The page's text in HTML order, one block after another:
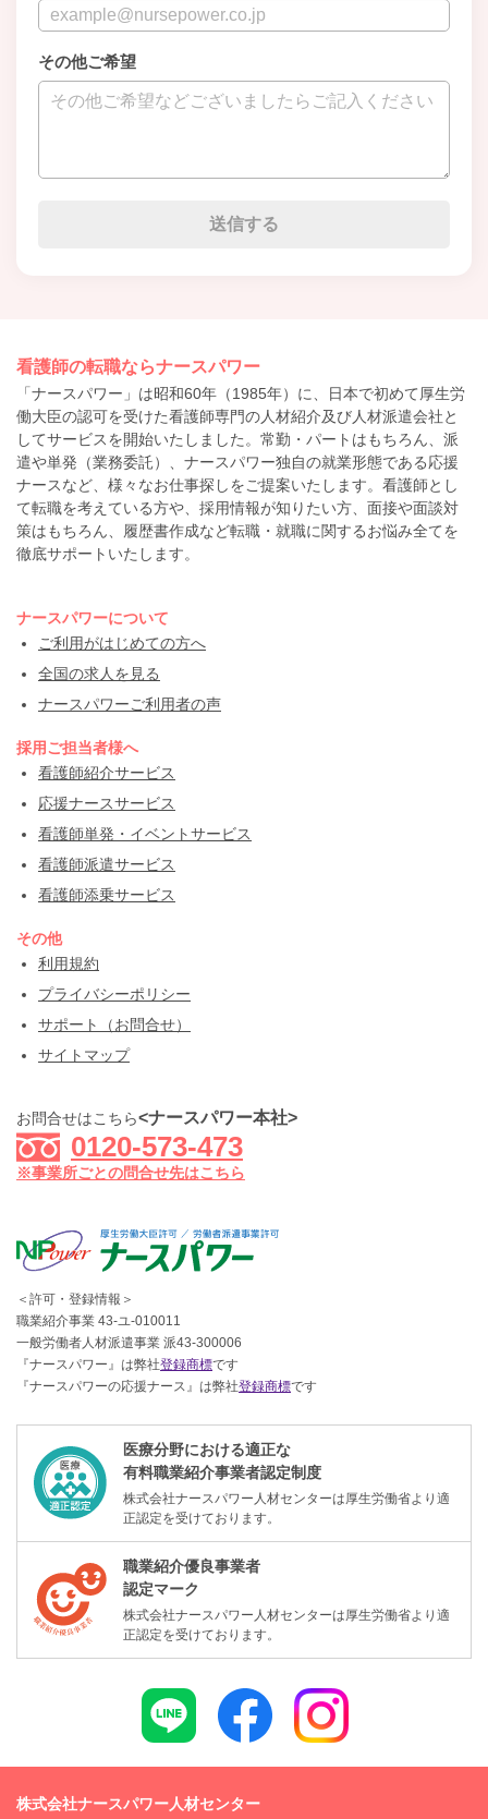
その他ご希望
看護師の転職ならナースパワー
「ナースパワー」は昭和60年（1985年）に、日本で初めて厚生労
働大臣の認可を受けた看護師専門の人材紹介及び人材派遣会社と
してサービスを開始いたしました。常勤・パートはもちろん、派
遣や単発（業務委託）、ナースパワー独自の就業形態である応援
ナースなど、様々なお仕事探しをご提案いたします。看護師とし
て転職を考えている方や、採用情報が知りたい方、面接や面談対
策はもちろん、履歴書作成など転職・就職に関するお悩み全てを
徹底サポートいたします。
ナースパワーについて
ご利用がはじめての方へ
全国の求人を見る
ナースパワーご利用者の声
採用ご担当者様へ
看護師紹介サービス
応援ナースサービス
看護師単発・イベントサービス
看護師派遣サービス
看護師添乗サービス
その他
利用規約
プライバシーポリシー
サポート（お問合せ）
サイトマップ
お問合せはこちら<ナースパワー本社>
0120-573-473
※事業所ごとの問合せ先はこちら
＜許可・登録情報＞
職業紹介事業 43-ユ-010011
一般労働者人材派遣事業 派43-300006
『ナースパワー』は弊社登録商標です
『ナースパワーの応援ナース』は弊社登録商標です
医療分野における適正な
有料職業紹介事業者認定制度
株式会社ナースパワー人材センターは厚生労働省より適
正認定を受けております。
職業紹介優良事業者
認定マーク
株式会社ナースパワー人材センターは厚生労働省より適
正認定を受けております。
株式会社ナースパワー人材センター